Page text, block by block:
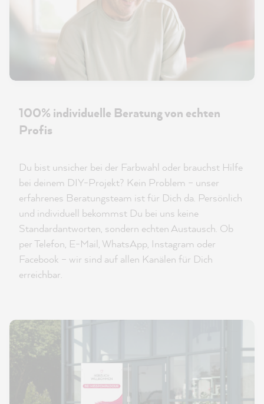
100% individuelle Beratung von echten
Profis
Du bist unsicher bei der Farbwahl oder brauchst Hilfe
bei deinem DIY-Projekt? Kein Problem – unser
erfahrenes Beratungsteam ist für Dich da. Persönlich
und individuell bekommst Du bei uns keine
Standardantworten, sondern echten Austausch. Ob
per Telefon, E-Mail, WhatsApp, Instagram oder
Facebook – wir sind auf allen Kanälen für Dich
erreichbar.